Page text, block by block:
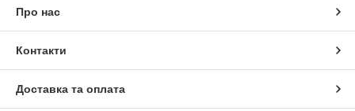
Про нас
Контакти
Доставка та оплата